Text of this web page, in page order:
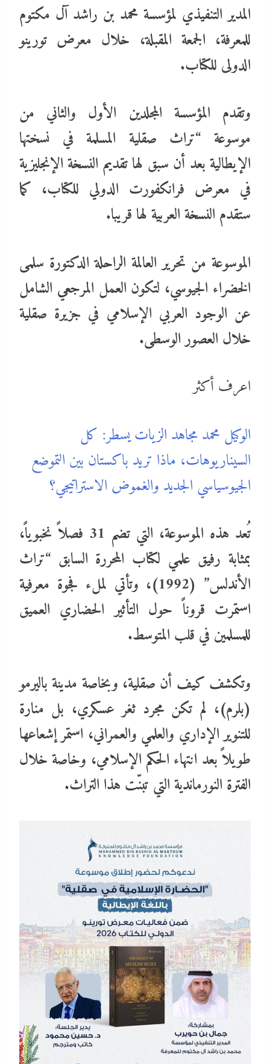
المدير التنفيذي لمؤسسة محمد بن راشد آل مكتوم
للمعرفة، الجمعة المقبلة، خلال معرض تورينو
الدولى للكتاب.
وتقدم المؤسسة المجلدين الأول والثاني من
موسوعة “تراث صقلية المسلمة في نسختها
الإيطالية بعد أن سبق لها تقديم النسخة الإنجليزية
في معرض فرانكفورت الدولي للكتاب، كما
ستقدم النسخة العربية لها قريبا.
الموسوعة من تحرير العالمة الراحلة الدكتورة سلمى
الخضراء الجيوسي، لتكون العمل المرجعي الشامل
عن الوجود العربي الإسلامي في جزيرة صقلية
خلال العصور الوسطى.
اعرف أكثر
الوكيل محمد مجاهد الزيات يسطر: كل
السيناريوهات، ماذا تريد باكستان بين التموضع
الجيوسياسي الجديد والغموض الاستراتيجي؟
تُعد هذه الموسوعة، التي تضم 31 فصلاً نخبوياً،
بمثابة رفيق علمي لكتاب المحررة السابق “تراث
الأندلس” (1992)، وتأتي لملء فجوة معرفية
استمرت قروناً حول التأثير الحضاري العميق
للمسلمين في قلب المتوسط.
وتكشف كيف أن صقلية، وبخاصة مدينة باليرمو
(بلرم)، لم تكن مجرد ثغر عسكري، بل منارة
للتنوير الإداري والعلمي والعمراني، استمر إشعاعها
طويلاً بعد انتهاء الحكم الإسلامي، وخاصة خلال
الفترة النورماندية التي تبنّت هذا التراث.